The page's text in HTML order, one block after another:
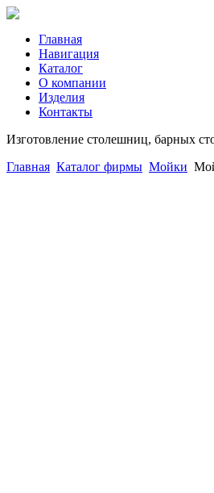
Главная
Навигация
Каталог
О компании
Изделия
Контакты
Изготовление столешниц, барных
Главная Каталог фирмы Мойки